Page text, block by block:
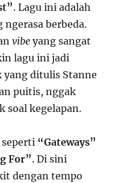
. Lagu ini adalah
ngerasa berbeda.
vibe yang sangat
lagu ini jadi
ditulis Stanne
puitis, nggak
soal kegelapan.
seperti “Gateways”
For”. Di sini
dengan tempo